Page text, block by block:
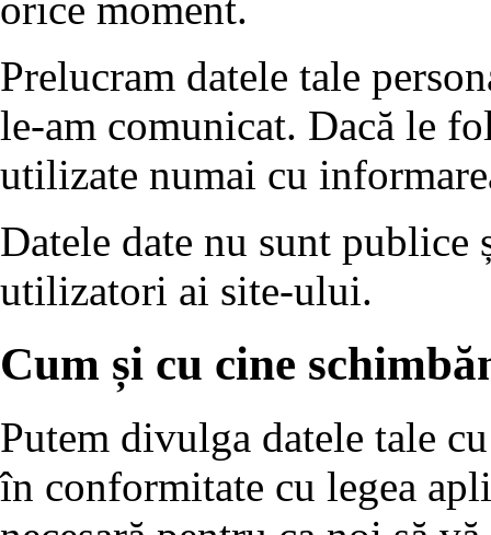
Prelucram datele tale
le-am comunicat. Dacă le
utilizate numai cu
Datele date nu sunt
utilizatori ai site-ului.
Cum și cu cine
Putem divulga datele tale
în conformitate cu legea